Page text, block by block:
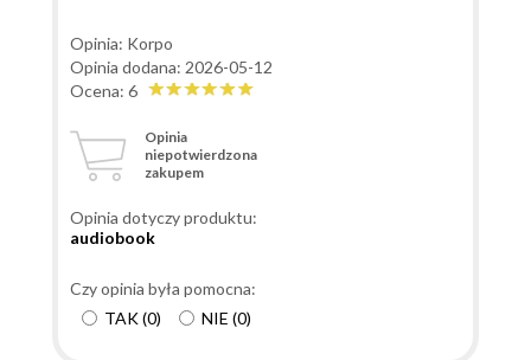
Opinia: Korpo
Opinia dodana: 2026-05-12
Ocena: 6
Opinia
niepotwierdzona
zakupem
Opinia dotyczy produktu:
audiobook
Czy opinia była pomocna:
TAK(0) NIE (0)